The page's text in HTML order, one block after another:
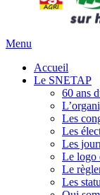
Menu
Accueil
Le SNETAP
60 ans
Les
Les
Les
Le logo
Le
Les